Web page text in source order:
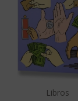
Libros